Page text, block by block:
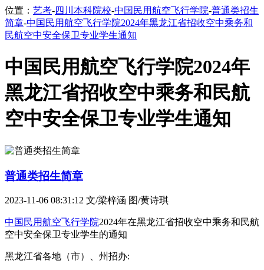
位置： 艺考-四川本科院校-中国民用航空飞行学院-普通类招生
简章-中国民用航空飞行学院2024年黑龙江省招收空中乘务和
民航空中安全保卫专业学生通知
中国民用航空飞行学院2024年
黑龙江省招收空中乘务和民航
空中安全保卫专业学生通知
普通类招生简章
2023-11-06 08:31:12 文/梁梓涵 图/黄诗琪
中国民用航空飞行学院2024年在黑龙江省招收空中乘务和民航
空中安全保卫专业学生的通知
黑龙江省各地（市）、州招办: